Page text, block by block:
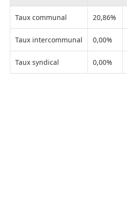
Taux communal 20,86%
Taux intercommunal 0,00%
Taux syndical 0,00%